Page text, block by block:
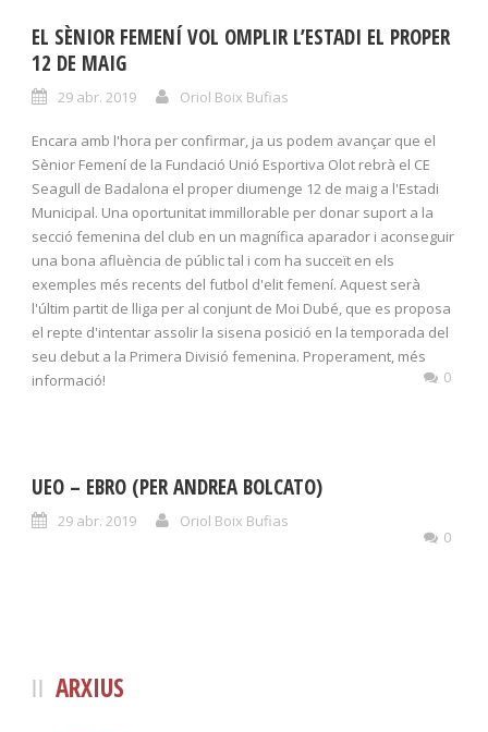
EL SÈNIOR FEMENÍ VOL OMPLIR L’ESTADI EL PROPER
12 DE MAIG
29 abr. 2019 Oriol Boix Bufias
Encara amb l'hora per confirmar, ja us podem avançar que el
Sènior Femení de la Fundació Unió Esportiva Olot rebrà el CE
Seagull de Badalona el proper diumenge 12 de maig a l'Estadi
Municipal. Una oportunitat immillorable per donar suport a la
secció femenina del club en un magnífica aparador i aconseguir
una bona afluència de públic tal i com ha succeït en els
exemples més recents del futbol d'elit femení. Aquest serà
l'últim partit de lliga per al conjunt de Moi Dubé, que es proposa
el repte d'intentar assolir la sisena posició en la temporada del
seu debut a la Primera Divisió femenina. Properament, més
informació!
0
UEO – EBRO (PER ANDREA BOLCATO)
29 abr. 2019
Oriol Boix Bufias
0
ARXIUS